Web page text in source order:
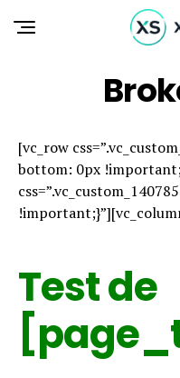
[vc_row
bottom: 0px
Test de